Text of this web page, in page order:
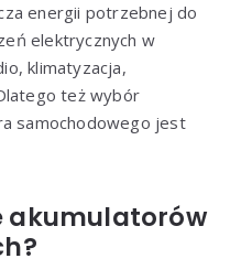
energii potrzebnej do
elektrycznych w
klimatyzacja,
też wybór
samochodowego jest
akumulatorów